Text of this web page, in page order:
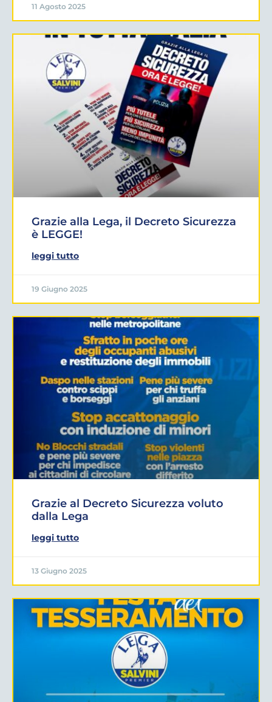
11 Agosto 2025
Grazie alla Lega, il Decreto Sicurezza
è LEGGE!
leggi tutto
19 Giugno 2025
Grazie al Decreto Sicurezza voluto
dalla Lega
leggi tutto
13 Giugno 2025